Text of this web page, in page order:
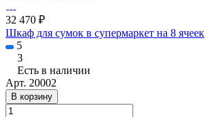
32 470 ₽
Шкаф для сумок в супермаркет на 8 ячеек
5
3
Есть в наличии
Арт. 20002
В корзину